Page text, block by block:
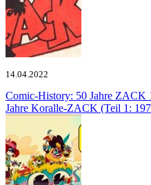
14.04.2022
Comic-History: 50 Jahre ZACK
Jahre Koralle-ZACK (Teil 1: